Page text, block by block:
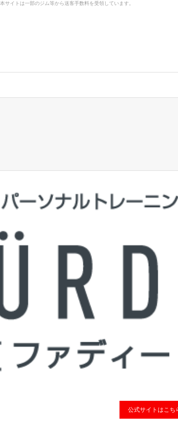
本サイトは一部のジム等から送客手数料を受領しています。
公式サイトはこち